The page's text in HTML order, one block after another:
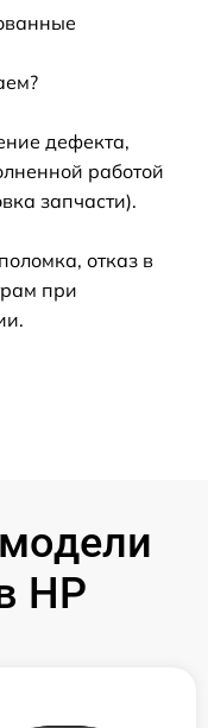
дефекта,
работой
запчасти).
отказ в
при
HP